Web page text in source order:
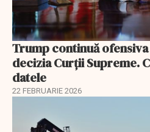
Trump continuă
decizia Curții Supreme.
datele
22 FEBRUARIE 2026